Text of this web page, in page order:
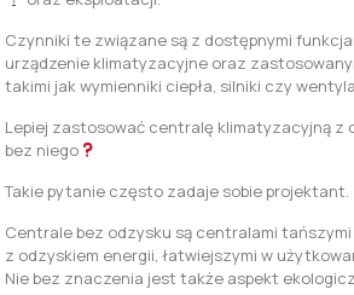
Czynniki te związane są z dostępnymi
urządzenie klimatyzacyjne oraz
takimi jak wymienniki cie­pła, silniki czy
Lepiej zastosować centralę klimatyzacyjną z
bez niego
Takie pytanie czę­sto zadaje sobie projektant.
Centra­le bez odzysku są centralami
z od­zyskiem energii, łatwiejszymi w
Nie bez znaczenia jest także aspekt